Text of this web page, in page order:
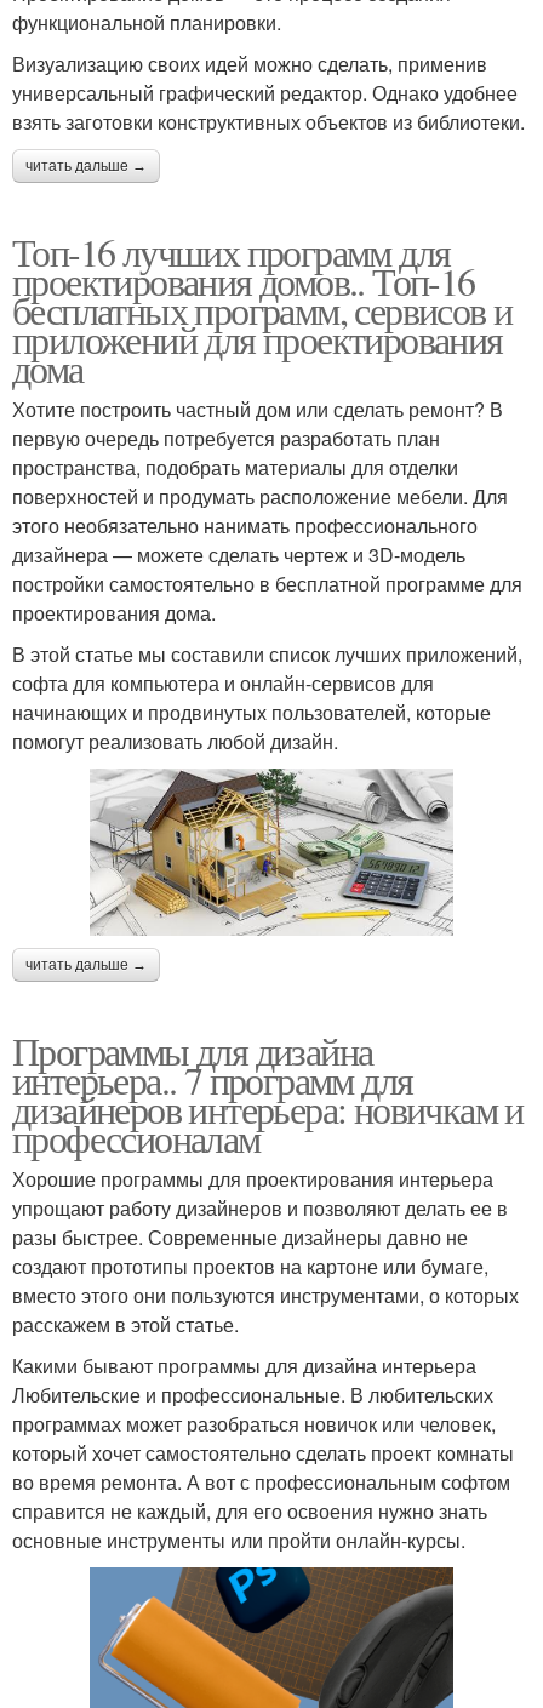
функциональной планировки.
Визуализацию своих идей можно сделать, применив
универсальный графический редактор. Однако удобнее
взять заготовки конструктивных объектов из библиотеки.
читать дальше →
Топ-16 лучших программ для
проектирования домов.. Топ-16
бесплатных программ, сервисов и
приложений для проектирования
дома
Хотите построить частный дом или сделать ремонт? В
первую очередь потребуется разработать план
пространства, подобрать материалы для отделки
поверхностей и продумать расположение мебели. Для
этого необязательно нанимать профессионального
дизайнера — можете сделать чертеж и 3D-модель
постройки самостоятельно в бесплатной программе для
проектирования дома.
В этой статье мы составили список лучших приложений,
софта для компьютера и онлайн-сервисов для
начинающих и продвинутых пользователей, которые
помогут реализовать любой дизайн.
читать дальше →
Программы для дизайна
интерьера.. 7 программ для
дизайнеров интерьера: новичкам и
профессионалам
Хорошие программы для проектирования интерьера
упрощают работу дизайнеров и позволяют делать ее в
разы быстрее. Современные дизайнеры давно не
создают прототипы проектов на картоне или бумаге,
вместо этого они пользуются инструментами, о которых
расскажем в этой статье.
Какими бывают программы для дизайна интерьера
Любительские и профессиональные. В любительских
программах может разобраться новичок или человек,
который хочет самостоятельно сделать проект комнаты
во время ремонта. А вот с профессиональным софтом
справится не каждый, для его освоения нужно знать
основные инструменты или пройти онлайн-курсы.